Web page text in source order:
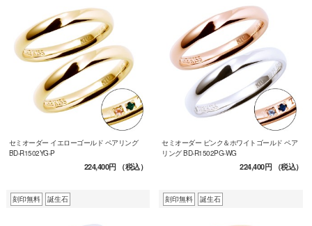
セミオーダー イエローゴールド ペアリング
BD-R1502YG-P
224,400円（税込）
セミオーダー ピンク＆ホワイトゴールド ペア
リング BD-R1502PG-WG
224,400円（税込）
刻印無料 誕生石 刻印無料 誕生石